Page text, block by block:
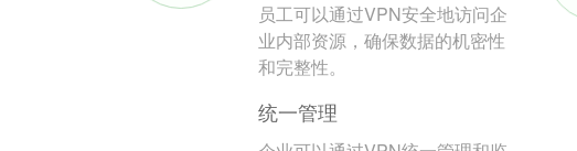
员工可以通过VPN安全地访问企
业内部资源，确保数据的机密性
和完整性。
统一管理